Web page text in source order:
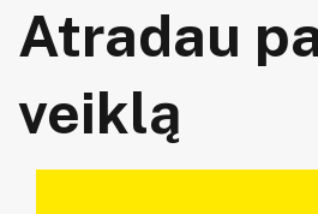
Atradau
veiklą